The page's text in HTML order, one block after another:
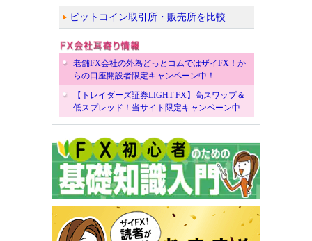
ビットコイン取引所・販売所を比較
老舗FX会社の外為どっとコムではザイFX！か
らの口座開設者限定キャンペーン中！
【トレイダーズ証券LIGHT FX】高スワップ＆
低スプレッド！当サイト限定キャンペーン中